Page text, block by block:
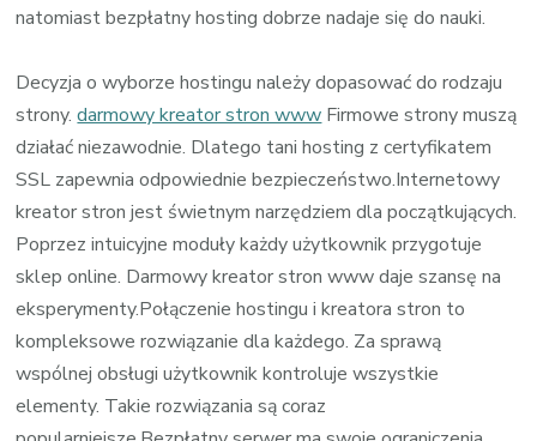
natomiast bezpłatny hosting dobrze nadaje się do nauki.
Decyzja o wyborze hostingu należy dopasować do rodzaju
strony.darmowy kreator stron www Firmowe strony muszą
działać niezawodnie. Dlatego tani hosting z certyfikatem
SSL zapewnia odpowiednie bezpieczeństwo.Internetowy
kreator stron jest świetnym narzędziem dla początkujących.
Poprzez intuicyjne moduły każdy użytkownik przygotuje
sklep online. Darmowy kreator stron www daje szansę na
eksperymenty.Połączenie hostingu i kreatora stron to
kompleksowe rozwiązanie dla każdego. Za sprawą
wspólnej obsługi użytkownik kontroluje wszystkie
elementy. Takie rozwiązania są coraz